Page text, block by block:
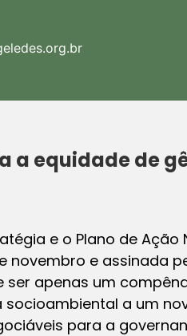
a equidade de
e o Plano de Ação
novembro e assinada
ser apenas um
a um
para a